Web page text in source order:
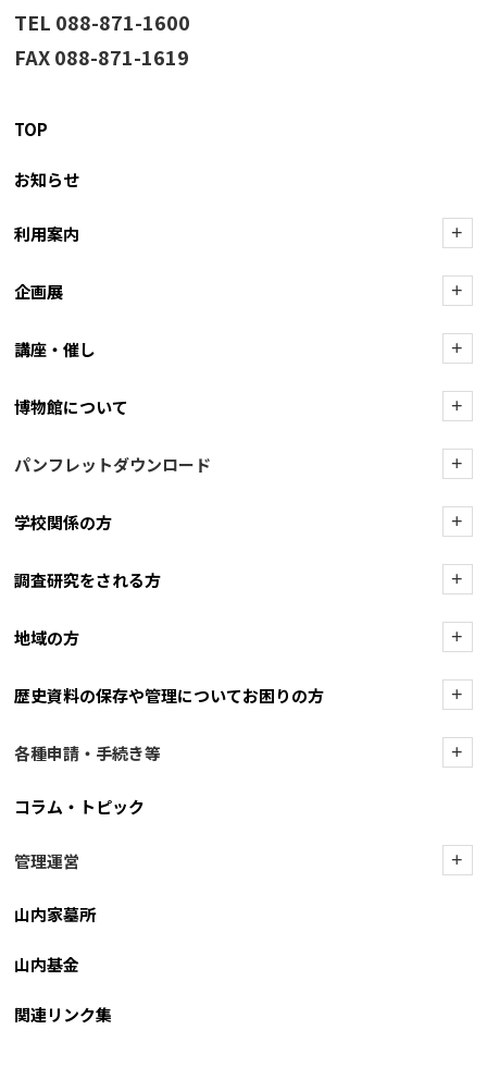
TEL 088-871-1600
FAX 088-871-1619
TOP
お知らせ
利用案内 +
企画展 +
講座・催し +
博物館について +
パンフレットダウンロード +
学校関係の方 +
調査研究をされる方 +
地域の方 +
歴史資料の保存や管理についてお困りの方 +
各種申請・手続き等 +
コラム・トピック
管理運営 +
山内家墓所
山内基金
関連リンク集